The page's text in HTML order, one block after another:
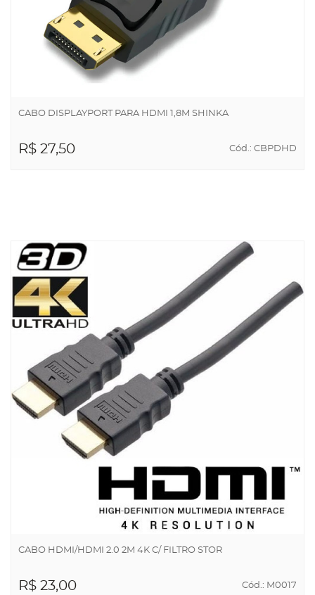
CABO DISPLAYPORT PARA HDMI 1,8M SHINKA
R$ 27,50 Cód.: CBPDHD
CABO HDMI/HDMI 2.0 2M 4K C/ FILTRO STOR
R$ 23,00 Cód.: M0017